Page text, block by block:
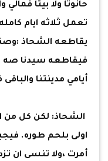
حانوتا ولا بيتا
تعمل ثلاثه ايام
يقاطعه الشحاذ
فيقاطعه سيدنا صه
أيامي مدينتنا
الشحاذ: لكن كل من
اولى بلحم طوره.
أمرت ،ولا تنسى ان